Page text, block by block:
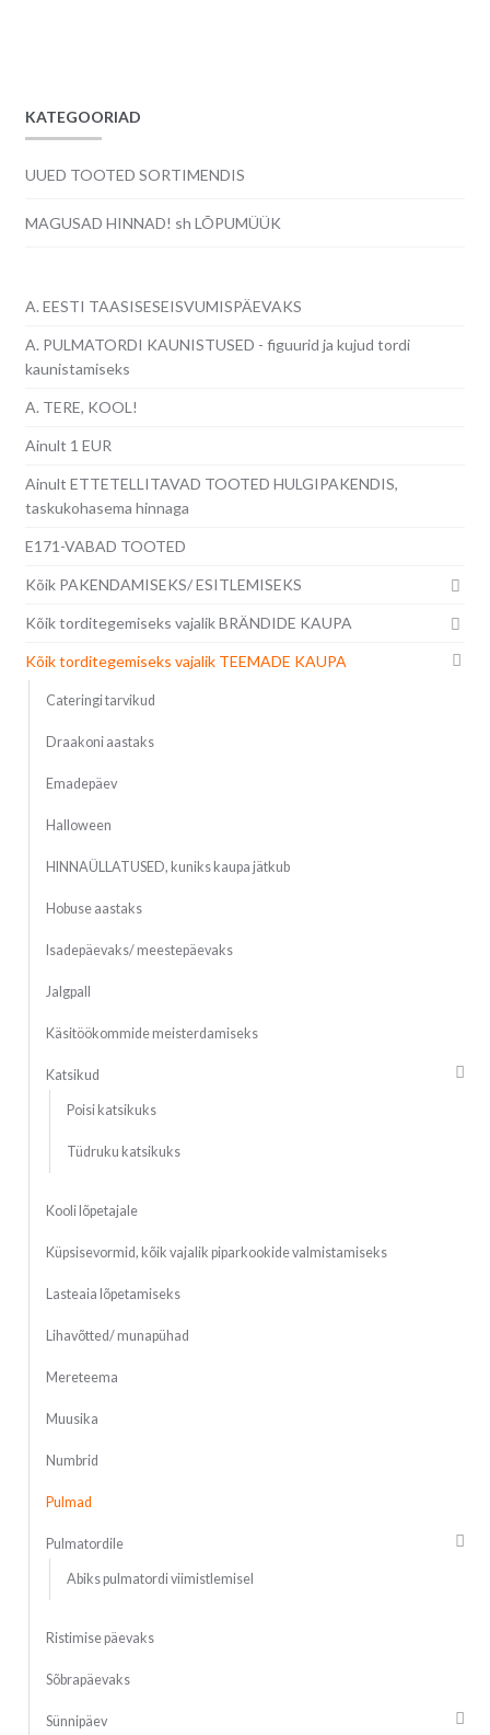
KATEGOORIAD
UUED TOOTED SORTIMENDIS
MAGUSAD HINNAD! sh LÕPUMÜÜK
A. EESTI TAASISESEISVUMISPÄEVAKS
A. PULMATORDI KAUNISTUSED - figuurid ja kujud tordi
kaunistamiseks
A. TERE, KOOL!
Ainult 1 EUR
Ainult ETTETELLITAVAD TOOTED HULGIPAKENDIS,
taskukohasema hinnaga
E171-VABAD TOOTED
Kõik PAKENDAMISEKS/ ESITLEMISEKS
Kõik torditegemiseks vajalik BRÄNDIDE KAUPA
Kõik torditegemiseks vajalik TEEMADE KAUPA
Cateringi tarvikud
Draakoni aastaks
Emadepäev
Halloween
HINNAÜLLATUSED, kuniks kaupa jätkub
Hobuse aastaks
Isadepäevaks/ meestepäevaks
Jalgpall
Käsitöökommide meisterdamiseks
Katsikud
Poisi katsikuks
Tüdruku katsikuks
Kooli lõpetajale
Küpsisevormid, kõik vajalik piparkookide valmistamiseks
Lasteaia lõpetamiseks
Lihavõtted/ munapühad
Mereteema
Muusika
Numbrid
Pulmad
Pulmatordile
Abiks pulmatordi viimistlemisel
Ristimise päevaks
Sõbrapäevaks
Sünnipäev